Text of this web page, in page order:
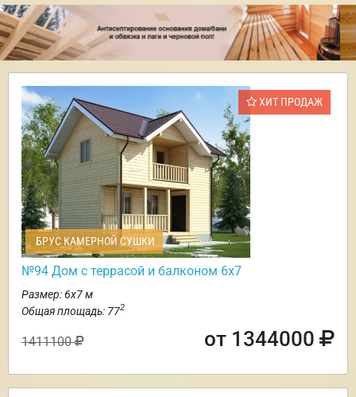
ХИТ ПРОДАЖ
БРУС КАМЕРНОЙ СУШКИ
№94 Дом с террасой и балконом 6х7
Размер: 6х7 м
Общая площадь: 772
1411100 от 1344000